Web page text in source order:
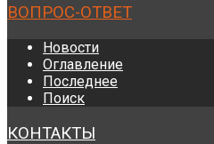
ВОПРОС-ОТВЕТ
Новости
Оглавление
Последнее
Поиск
КОНТАКТЫ